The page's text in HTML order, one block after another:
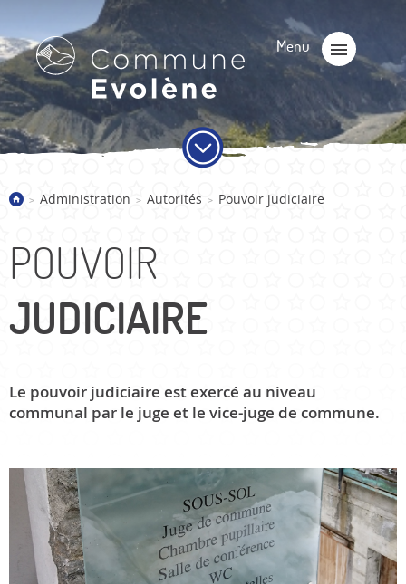
> Administration > Autorités > Pouvoir judiciaire
POUVOIR
JUDICIAIRE
Le pouvoir judiciaire est exercé au niveau
communal par le juge et le vice-juge de commune.